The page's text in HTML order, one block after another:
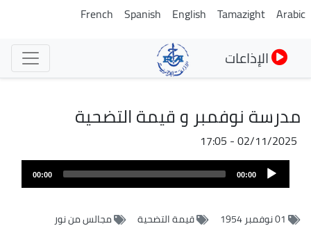
تجاوز
Arabic
Tamazight
English
Spanish
French
الإذاعات
مدرسة نوفمبر و قيمة التضحية
02/11/2025 - 17:05
Audio
Player
00:00
00:00
01 نوفمبر 1954 قيمة التضحية مجالس من نور